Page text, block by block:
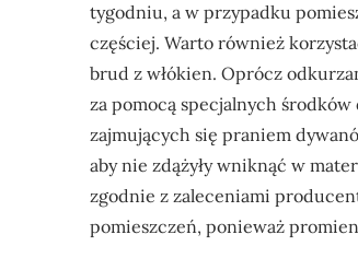
tygodniu, a w przypadku
częściej. Warto również
brud z włókien. Oprócz
za pomocą specjalnych
zajmujących się praniem
aby nie zdążyły wniknąć w
zgodnie z zaleceniami
pomieszczeń, ponieważ